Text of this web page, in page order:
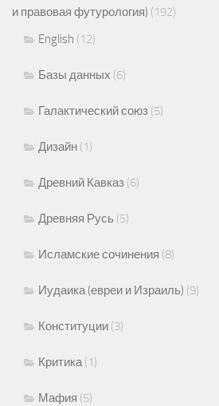
и правовая футурология) (192)
English (12)
Базы данных (6)
Галактический союз (5)
Дизайн (1)
Древний Кавказ (6)
Древняя Русь (5)
Исламские сочинения (8)
Иудаика (евреи и Израиль) (9)
Конституции (3)
Критика(1)
Мафия (5)